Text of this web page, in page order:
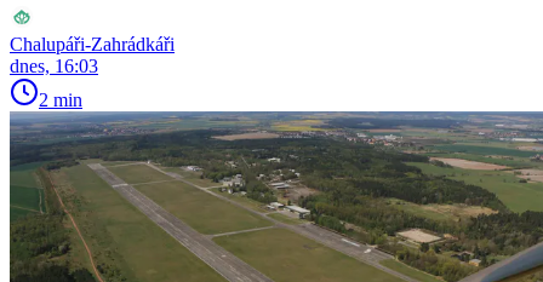
Chalupáři-Zahrádkáři
dnes, 16:03
2 min